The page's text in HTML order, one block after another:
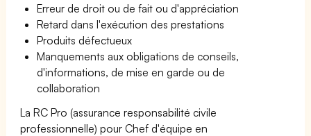
Erreur de droit ou de fait ou d'appréciation
Retard dans l'exécution des prestations
Produits défectueux
Manquements aux obligations de conseils,
d'informations, de mise en garde ou de
collaboration
La RC Pro (assurance responsabilité civile
professionnelle) pour Chef d'équipe en